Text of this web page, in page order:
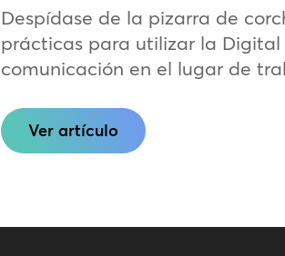
Despídase de la pizarra de
prácticas para utilizar la
comunicación en el lugar de
Ver artículo